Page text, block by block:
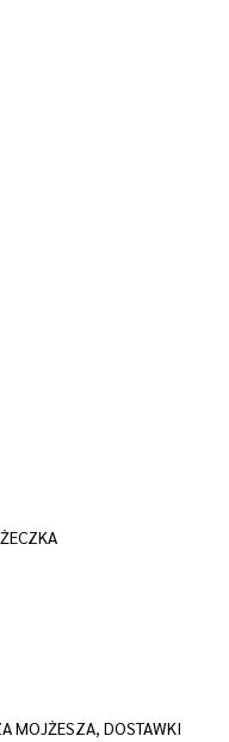
MOJŻESZA, DOSTAWKI